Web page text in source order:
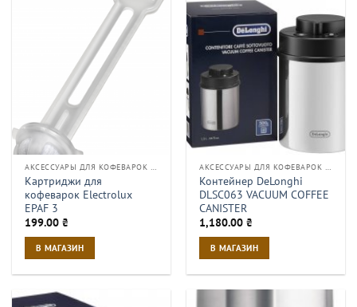
АКСЕССУАРЫ ДЛЯ КОФЕВАРОК И КОФЕМАШИН
Картриджи для
кофеварок Electrolux
EPAF 3
199.00₴
В МАГАЗИН
АКСЕССУАРЫ ДЛЯ КОФЕВАРОК И КОФЕМАШИН
Контейнер DeLonghi
DLSC063 VACUUM COFFEE
CANISTER
1,180.00₴
В МАГАЗИН